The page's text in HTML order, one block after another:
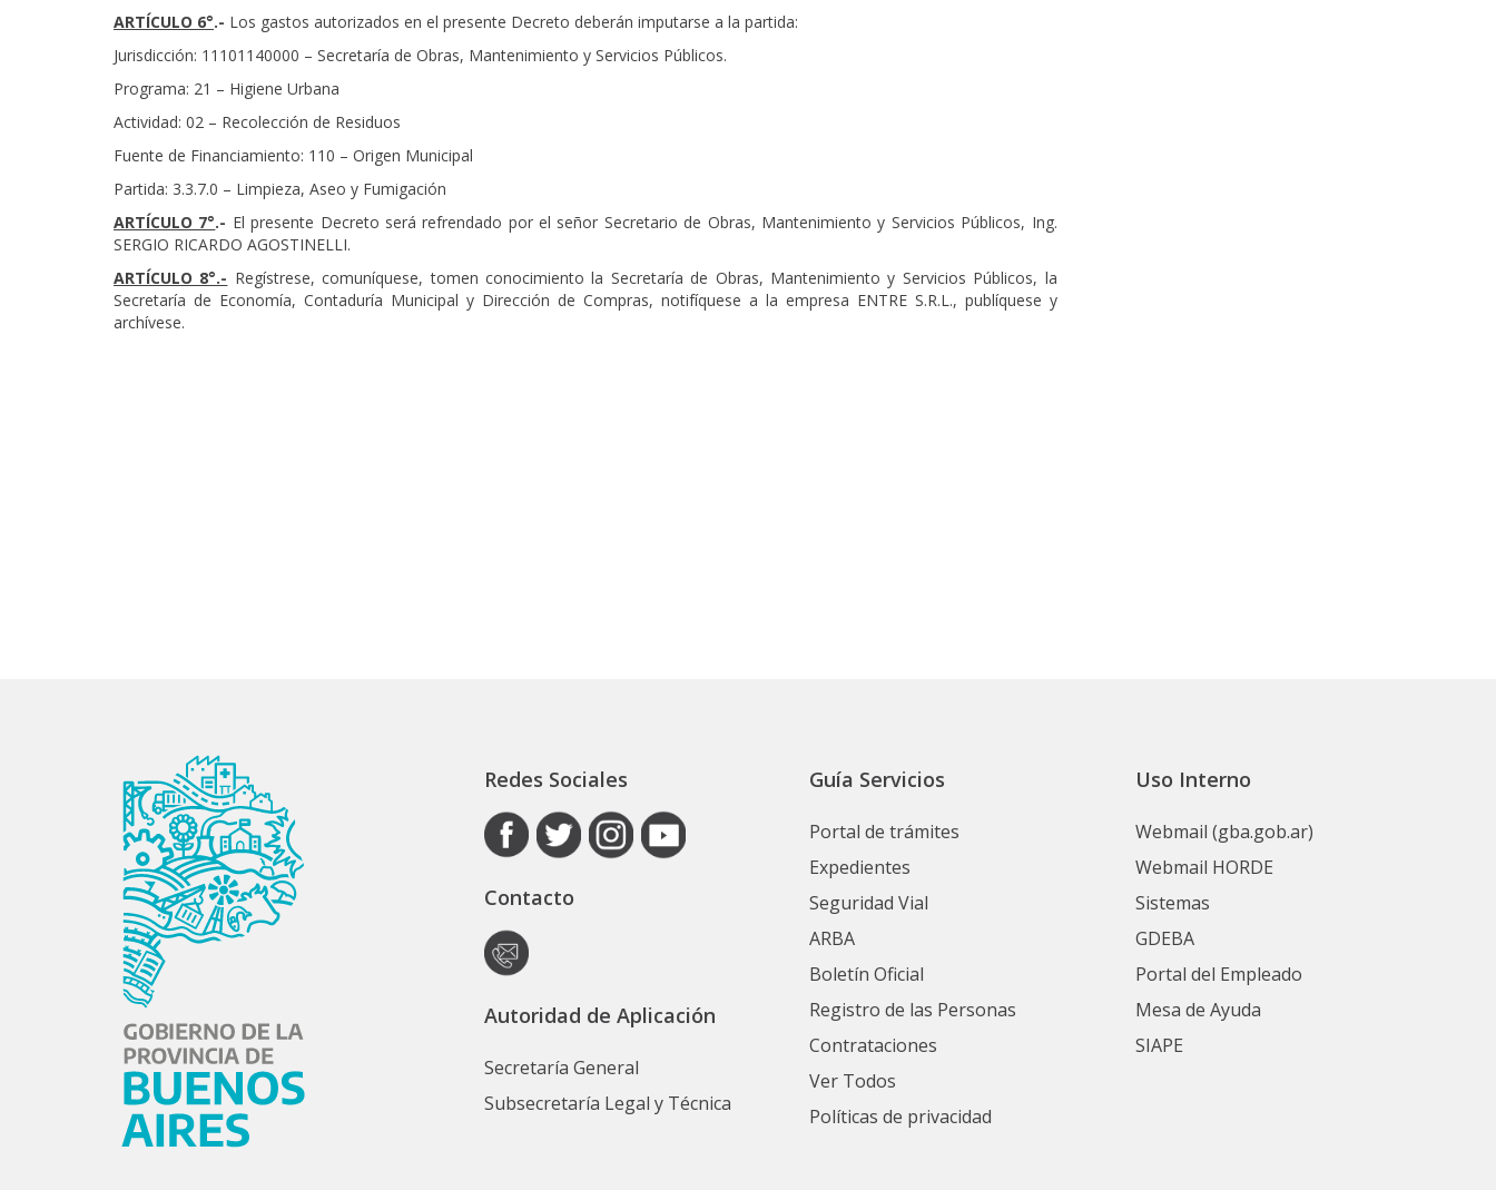
ARTÍCULO 6°.- Los gastos autorizados en el presente Decreto deberán imputarse a la partida:
Jurisdicción: 11101140000 – Secretaría de Obras, Mantenimiento y Servicios Públicos.
Programa: 21 – Higiene Urbana
Actividad: 02 – Recolección de Residuos
Fuente de Financiamiento: 110 – Origen Municipal
Partida: 3.3.7.0 – Limpieza, Aseo y Fumigación
ARTÍCULO 7°.- El presente Decreto será refrendado por el señor Secretario de Obras, Mantenimiento y Servicios Públicos, Ing.
SERGIO RICARDO AGOSTINELLI.
ARTÍCULO 8°.- Regístrese, comuníquese, tomen conocimiento la Secretaría de Obras, Mantenimiento y Servicios Públicos, la
Secretaría de Economía, Contaduría Municipal y Dirección de Compras, notifíquese a la empresa ENTRE S.R.L., publíquese y
archívese.
Redes Sociales
Contacto
Autoridad de Aplicación
Secretaría General
Subsecretaría Legal y Técnica
Guía Servicios
Portal de trámites
Expedientes
Seguridad Vial
ARBA
Boletín Oficial
Registro de las Personas
Contrataciones
Ver Todos
Políticas de privacidad
Uso Interno
Webmail (gba.gob.ar)
Webmail HORDE
Sistemas
GDEBA
Portal del Empleado
Mesa de Ayuda
SIAPE